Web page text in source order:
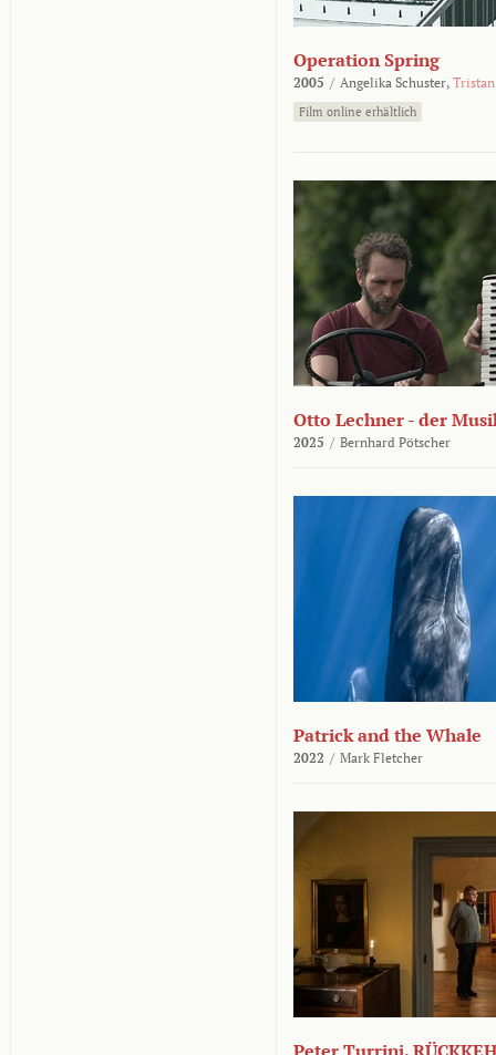
Operation Spring
2005 / Angelika Schuster,
Film online erhältlich
Otto Lechner - der
2025 / Bernhard Pötscher
Patrick and the Whale
2022 / Mark Fletcher